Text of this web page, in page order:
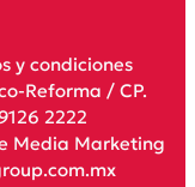
y condiciones
Reforma / CP.
2222
Media Marketing